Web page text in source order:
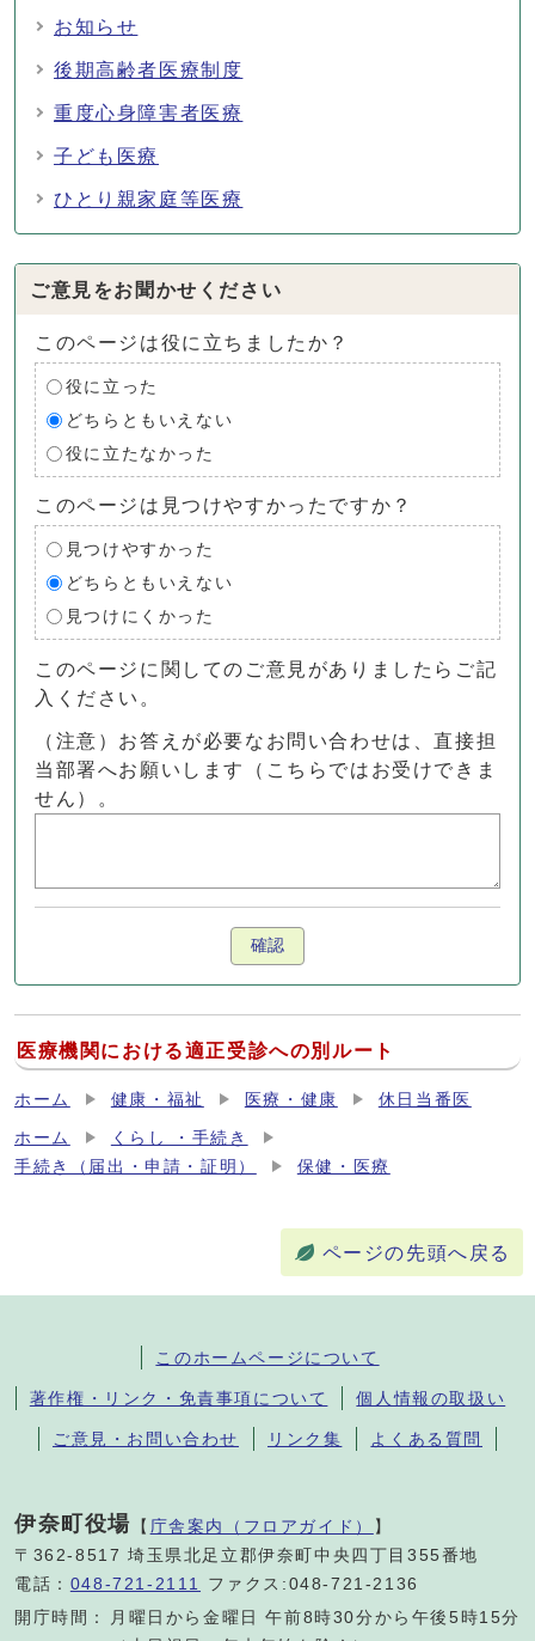
お知らせ
後期高齢者医療制度
重度心身障害者医療
子ども医療
ひとり親家庭等医療
ご意見をお聞かせください
このページは役に立ちましたか？
役に立った
どちらともいえない
役に立たなかった
このページは見つけやすかったですか？
見つけやすかった
どちらともいえない
見つけにくかった
このページに関してのご意見がありましたらご記
入ください。
（注意）お答えが必要なお問い合わせは、直接担
当部署へお願いします（こちらではお受けできま
せん）。
確認
医療機関における適正受診への別ルート
ホーム 健康・福祉 医療・健康 休日当番医
ホーム
くらし ・手続き
手続き（届出・申請・証明）
保健・医療
ページの先頭へ戻る
このホームページについて
著作権・リンク・免責事項について 個人情報の取扱い
ご意見・お問い合わせ リンク集 よくある質問
伊奈町役場 【 庁舎案内（フロアガイド） 】
〒362-8517 埼玉県北足立郡伊奈町中央四丁目355番地
電話： 048-721-2111
ファクス:048-721-2136
開庁時間：
月曜日から金曜日 午前8時30分から午後5時15分